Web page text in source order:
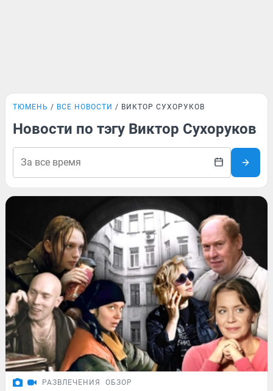
ТЮМЕНЬ ВСЕ НОВОСТИ ВИКТОР СУХОРУКОВ
Новости по тэгу Виктор Сухоруков
РАЗВЛЕЧЕНИЯ ОБЗОР